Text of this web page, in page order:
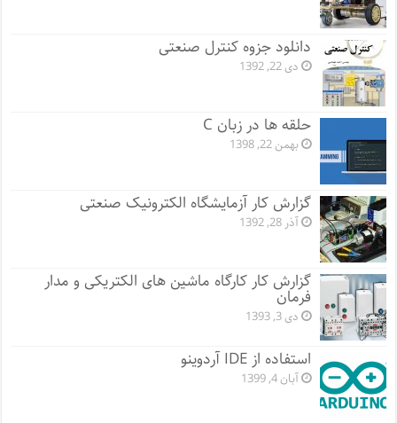
دانلود جزوه کنترل صنعتی
دی 22, 1392
حلقه ها در زبان C
بهمن 22, 1398
گزارش کار آزمایشگاه الکترونیک صنعتی
آذر 28, 1392
گزارش کار کارگاه ماشین های الکتریکی و مدار
فرمان
دی 3, 1393
استفاده از IDE آردوینو
آبان 4, 1399